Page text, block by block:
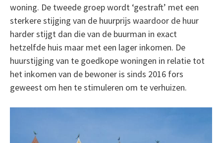
woning. De tweede groep wordt ‘gestraft’ met een
sterkere stijging van de huurprijs waardoor de huur
harder stijgt dan die van de buurman in exact
hetzelfde huis maar met een lager inkomen. De
huurstijging van te goedkope woningen in relatie tot
het inkomen van de bewoner is sinds 2016 fors
geweest om hen te stimuleren om te verhuizen.